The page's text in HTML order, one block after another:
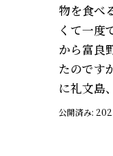
物を食べ
くて一度
から富良
たのです
に礼文島
公開済み: